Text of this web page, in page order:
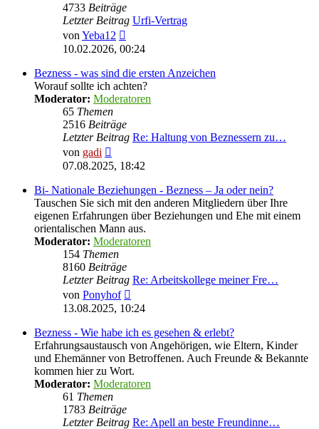
4733 Beiträge
Letzter Beitrag Urfi-Vertrag
von Yeba12
Beitrag
10.02.2026, 00:24
Bezness - was sind die ersten Anzeichen
Worauf sollte ich achten?
Moderator: Moderatoren
65 Themen
2516 Beiträge
Letzter Beitrag Re: Haltung von Beznessern zu…
von gadi
Beitrag
07.08.2025, 18:42
Bi- Nationale Beziehungen - Bezness – Ja oder nein?
Tauschen Sie sich mit den anderen Mitgliedern über Ihre
eigenen Erfahrungen über Beziehungen und Ehe mit einem
orientalischen Mann aus.
Moderator: Moderatoren
154 Themen
8160 Beiträge
Letzter Beitrag Re: Arbeitskollege meiner Fre…
von Ponyhof
Beitrag
13.08.2025, 10:24
Bezness - Wie habe ich es gesehen & erlebt?
Erfahrungsaustausch von Angehörigen, wie Eltern, Kinder
und Ehemänner von Betroffenen. Auch Freunde & Bekannte
kommen hier zu Wort.
Moderator: Moderatoren
61 Themen
1783 Beiträge
Letzter Beitrag Re: Apell an beste Freundinne…